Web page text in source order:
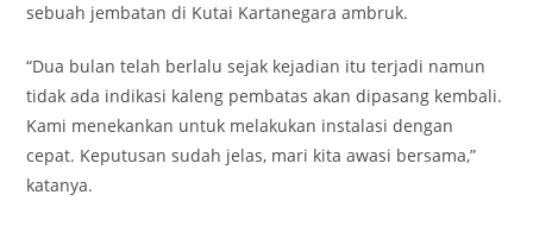
sebuah jembatan di Kutai Kartanegara ambruk.
“Dua bulan telah berlalu sejak kejadian itu terjadi namun
tidak ada indikasi kaleng pembatas akan dipasang kembali.
Kami menekankan untuk melakukan instalasi dengan
cepat. Keputusan sudah jelas, mari kita awasi bersama,”
katanya.